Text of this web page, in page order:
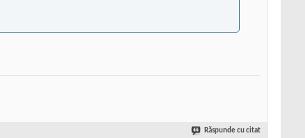
Răspunde cu citat